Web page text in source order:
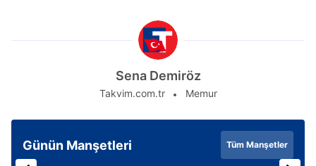
Sena Demiröz
Takvim.com.tr Memur
Günün Manşetleri Tüm Manşetler